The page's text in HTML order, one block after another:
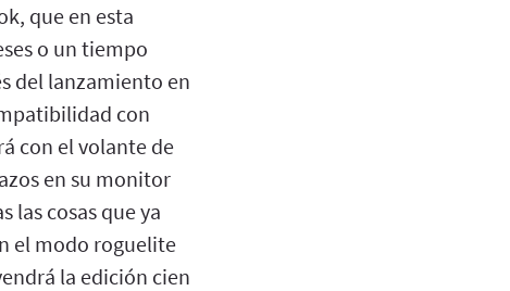
que en esta
o un tiempo
del lanzamiento en
con
con el volante de
en su monitor
las cosas que ya
el modo roguelite
la edición cien